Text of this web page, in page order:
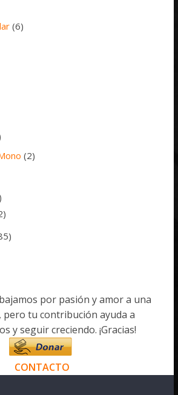
(6)
(2)
por pasión y amor a una
pero tu contribución ayuda a
y seguir creciendo. ¡Gracias!
CONTACTO